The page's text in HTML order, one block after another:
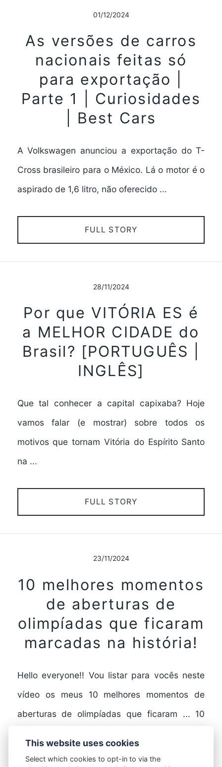
01/12/2024
As versões de carros
nacionais feitas só
para exportação |
Parte 1 | Curiosidades
| Best Cars
A Volkswagen anunciou a exportação do T-
Cross brasileiro para o México. Lá o motor é o
aspirado de 1,6 litro, não oferecido ...
FULL STORY
28/11/2024
Por que VITÓRIA ES é
a MELHOR CIDADE do
Brasil? [PORTUGUÊS |
INGLÊS]
Que tal conhecer a capital capixaba? Hoje
vamos falar (e mostrar) sobre todos os
motivos que tornam Vitória do Espírito Santo
na ...
FULL STORY
23/11/2024
10 melhores momentos
de aberturas de
olimpíadas que ficaram
marcadas na história!
Hello everyone!! Vou listar para vocês neste
vídeo os meus 10 melhores momentos de
aberturas de olimpíadas que ficaram ... 10
This website uses cookies
Select which cookies to opt-in to via the